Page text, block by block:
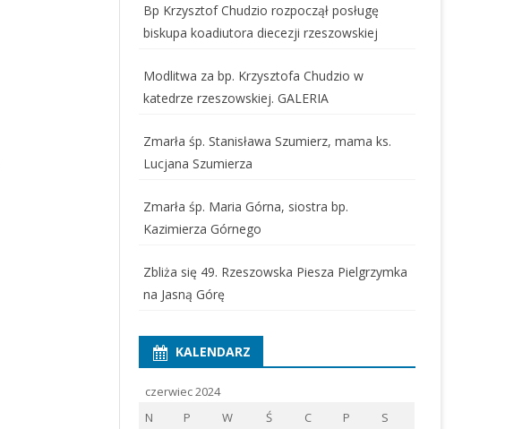
Bp Krzysztof Chudzio rozpoczął posługę
biskupa koadiutora diecezji rzeszowskiej
Modlitwa za bp. Krzysztofa Chudzio w
katedrze rzeszowskiej. GALERIA
Zmarła śp. Stanisława Szumierz, mama ks.
Lucjana Szumierza
Zmarła śp. Maria Górna, siostra bp.
Kazimierza Górnego
Zbliża się 49. Rzeszowska Piesza Pielgrzymka
na Jasną Górę
KALENDARZ
czerwiec 2024
N
P W Ś C P
S